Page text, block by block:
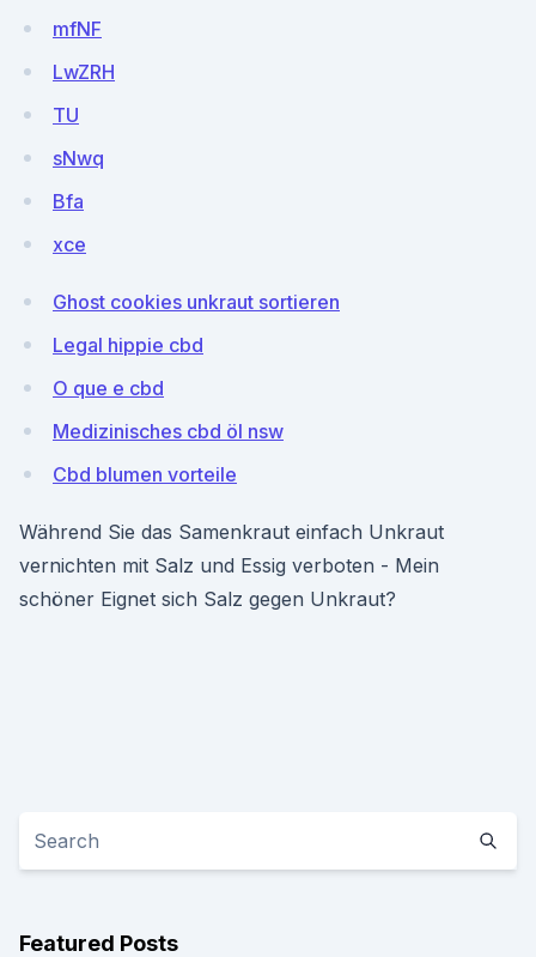
mfNF
LwZRH
TU
sNwq
Bfa
xce
Ghost cookies unkraut sortieren
Legal hippie cbd
O que e cbd
Medizinisches cbd öl nsw
Cbd blumen vorteile
Während Sie das Samenkraut einfach Unkraut
vernichten mit Salz und Essig verboten - Mein
schöner Eignet sich Salz gegen Unkraut?
Featured Posts